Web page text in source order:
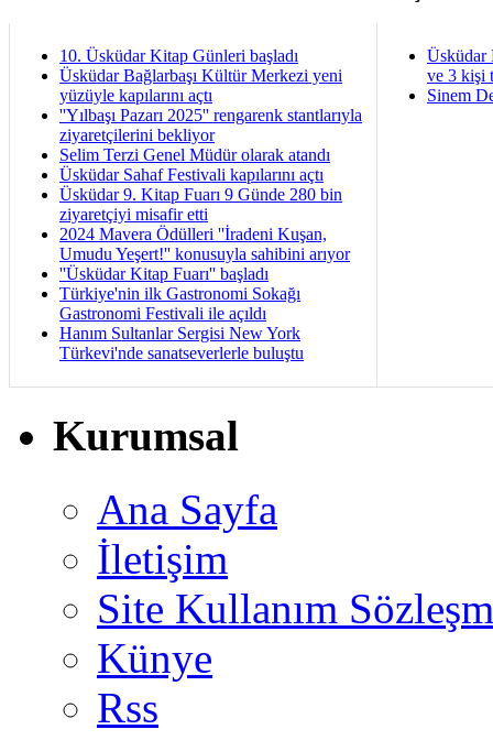
10. Üsküdar Kitap Günleri başladı
Üsküdar Bağlarbaşı Kültür Merkezi yeni
yüzüyle kapılarını açtı
''Yılbaşı Pazarı 2025'' rengarenk stantlarıyla
ziyaretçilerini bekliyor
Selim Terzi Genel Müdür olarak atandı
Üsküdar Sahaf Festivali kapılarını açtı
Üsküdar 9. Kitap Fuarı 9 Günde 280 bin
ziyaretçiyi misafir etti
2024 Mavera Ödülleri ''İradeni Kuşan,
Umudu Yeşert!'' konusuyla sahibini arıyor
''Üsküdar Kitap Fuarı'' başladı
Türkiye'nin ilk Gastronomi Sokağı
Gastronomi Festivali ile açıldı
Hanım Sultanlar Sergisi New York
Türkevi'nde sanatseverlerle buluştu
Üsküdar
ve 3 kişi
Sinem
Kurumsal
Ana Sayfa
İletişim
Site Kullanım
Künye
Rss